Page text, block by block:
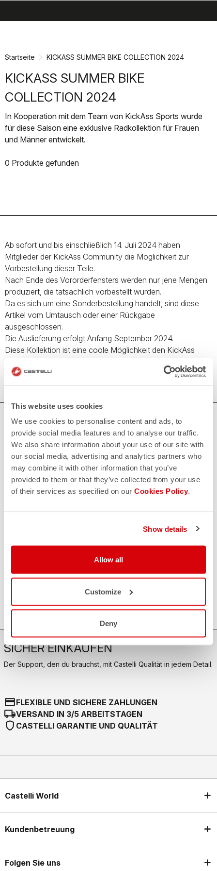
This website uses cookies
We use cookies to personalise content and ads, to
provide social media features and to analyse our traffic.
We also share information about your use of our site with
our social media, advertising and analytics partners who
may combine it with other information that you’ve
provided to them or that they’ve collected from your use
of their services as specified on our Cookies Policy.
Show details
Allow all
Customize
Deny
Startseite KICKASS SUMMER BIKE COLLECTION 2024
KICKASS SUMMER BIKE
COLLECTION 2024
In Kooperation mit dem Team von KickAss Sports wurde
für diese Saison eine exklusive Radkollektion für Frauen
und Männer entwickelt.
0 Produkte gefunden
Ab sofort und bis einschließlich 14. Juli 2024 haben
Mitglieder der KickAss Community die Möglichkeit zur
Vorbestellung dieser Teile.
Nach Ende des Vororderfensters werden nur jene Mengen
produziert, die tatsächlich vorbestellt wurden.
Da es sich um eine Sonderbestellung handelt, sind diese
Artikel vom Umtausch oder einer Rückgabe
ausgeschlossen.
Die Auslieferung erfolgt Anfang September 2024.
Diese Kollektion ist eine coole Möglichkeit den KickAss
BRAUCHEN SIE HILFE?
Wenn Sie Zweifel haben oder Unterstützung brauchen, keine
Sorge,wir sind für Sie da!
email
KONTAKT
RÜCKSENDUNGEN UND ERSTATTUNGEN
Entdecken Sie die Rückgabebedingungen
quiz
Kein Problem, wir haben alle Antworten!
SICHER EINKAUFEN
Der Support, den du brauchst, mit Castelli Qualität in jedem Detail.
credit_cardFLEXIBLE UND SICHERE ZAHLUNGEN
local_shippingVERSAND IN 3/5 ARBEITSTAGEN
shield CASTELLI GARANTIE UND QUALITÄT
Castelli World
Kundenbetreuung
Folgen Sie uns